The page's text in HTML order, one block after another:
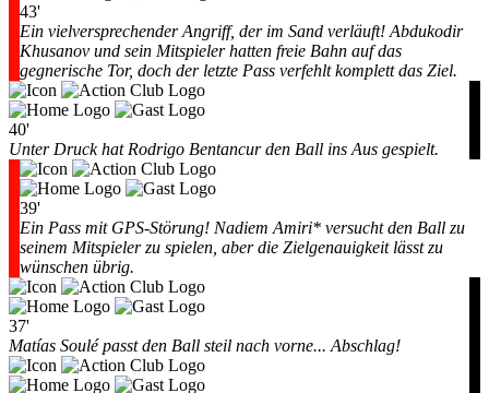
43'
Ein vielversprechender Angriff, der im Sand verläuft! Abdukodir
Khusanov und sein Mitspieler hatten freie Bahn auf das
gegnerische Tor, doch der letzte Pass verfehlt komplett das Ziel.
40'
Unter Druck hat Rodrigo Bentancur den Ball ins Aus gespielt.
39'
Ein Pass mit GPS-Störung! Nadiem Amiri* versucht den Ball zu
seinem Mitspieler zu spielen, aber die Zielgenauigkeit lässt zu
wünschen übrig.
37'
Matías Soulé passt den Ball steil nach vorne... Abschlag!